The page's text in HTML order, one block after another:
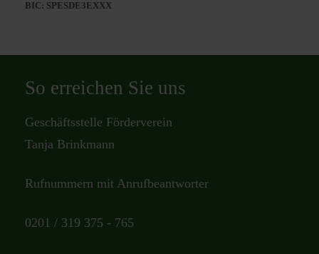
BIC: SPESDE3EXXX
So erreichen Sie uns
Geschäftsstelle Förderverein
Tanja Brinkmann
Rufnummern mit Anrufbeantworter
0201 / 319 375 - 765